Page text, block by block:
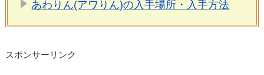
あわりん(アワりん)の入手場所・入手方法
スポンサーリンク